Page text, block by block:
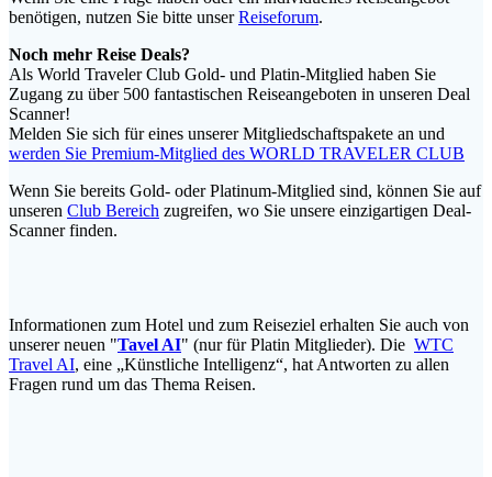
benötigen, nutzen Sie bitte unserReiseforum.
Noch mehr Reise Deals?
Als World Traveler Club Gold- und Platin-Mitglied haben Sie
Zugang zu über 500 fantastischen Reiseangeboten in unseren Deal
Scanner!
Melden Sie sich für eines unserer Mitgliedschaftspakete an und
werden Sie Premium-Mitglied des WORLD TRAVELER CLUB
Wenn Sie bereits Gold- oder Platinum-Mitglied sind, können Sie auf
unseren Club Bereich zugreifen, wo Sie unsere einzigartigen Deal-
Scanner finden.
Informationen zum Hotel und zum Reiseziel erhalten Sie auch von
unserer neuen "Tavel AI" (nur für Platin Mitglieder). Die WTC
Travel AI, eine „Künstliche Intelligenz“, hat Antworten zu allen
Fragen rund um das Thema Reisen.